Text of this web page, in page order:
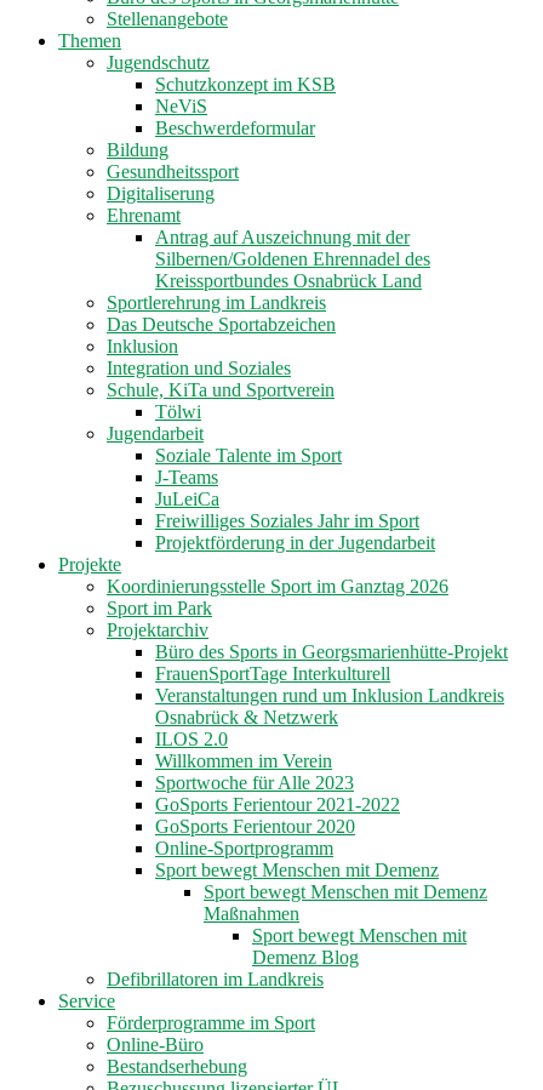
Stellenangebote
Themen
Jugendschutz
Schutzkonzept im KSB
NeViS
Beschwerdeformular
Bildung
Gesundheitssport
Digitaliserung
Ehrenamt
Antrag auf Auszeichnung mit der
Silbernen/Goldenen Ehrennadel des
Kreissportbundes Osnabrück Land
Sportlerehrung im Landkreis
Das Deutsche Sportabzeichen
Inklusion
Integration und Soziales
Schule, KiTa und Sportverein
Tölwi
Jugendarbeit
Soziale Talente im Sport
J-Teams
JuLeiCa
Freiwilliges Soziales Jahr im Sport
Projektförderung in der Jugendarbeit
Projekte
Koordinierungsstelle Sport im Ganztag 2026
Sport im Park
Projektarchiv
Büro des Sports in Georgsmarienhütte-Projekt
FrauenSportTage Interkulturell
Veranstaltungen rund um Inklusion Landkreis
Osnabrück & Netzwerk
ILOS 2.0
Willkommen im Verein
Sportwoche für Alle 2023
GoSports Ferientour 2021-2022
GoSports Ferientour 2020
Online-Sportprogramm
Sport bewegt Menschen mit Demenz
Sport bewegt Menschen mit Demenz
Maßnahmen
Sport bewegt Menschen mit
Demenz Blog
Defibrillatoren im Landkreis
Service
Förderprogramme im Sport
Online-Büro
Bestandserhebung